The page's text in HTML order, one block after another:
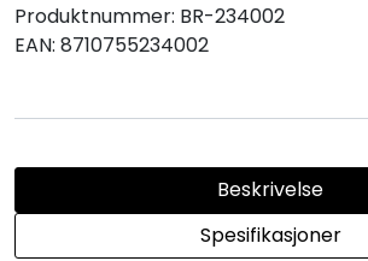
Produktnummer: BR-234002
EAN: 8710755234002
Beskrivelse
Spesifikasjoner